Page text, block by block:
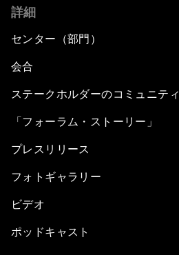
詳細
センター（部門）
会合
ステークホルダーのコミュニティ
「フォーラム・ストーリー」
プレスリリース
フォトギャラリー
ビデオ
ポッドキャスト